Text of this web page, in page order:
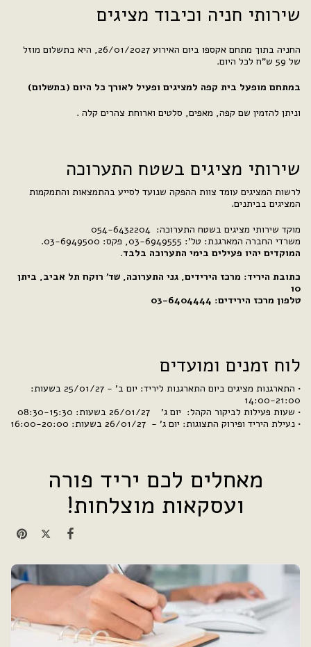
שירותי חניה וכיבוד מציגים
החניה בתוך מתחם אקספו ביום האירוע 26/01/2027, היא בתשלום מוזל
של 59 ש"ח לכל היום.
במתחם מופעל בית קפה למציגים ופעיל לאורך כל היום (בתשלום)
וניתן להזמין שם קפה, מאפים, סלטים וארוחת צהרים קלה .
שירותי מציגים בשטח התערוכה
לרשות המציגים עומד צוות ההפקה שנועד לסייע בהתמצאות והתמקמות
המציגים בביתנים.
מוקד שירותי מציגים בשטח התערוכה: 054-6432204
משרדי החברה המארגנת: טל': 03-6949555, פקס: 03-6949500.
המוקדים יהיו פעילים בימי התערוכה בלבד.
כתובת היריד: מרכז הירידים, גני התערוכה, שד' רוקח תל אביב, ביתן
10
טלפון מרכז הירידים: 03-6404444
לוח זמנים ומועדים
• התארגנות מציגים ביום התארגנות ליריד: יום ב' - 25/01/27 בשעות:
14:00-21:00
• שעות פעילות לביקור הקהל: יום ג' 26/01/27 בשעות: 08:30-15:30
• נעילת היריד ופירוק התצוגות: יום ג' - 26/01/27 בשעות: 16:00-20:00
מאחלים לכם יריד פורה
ועסקאות מוצלחות!